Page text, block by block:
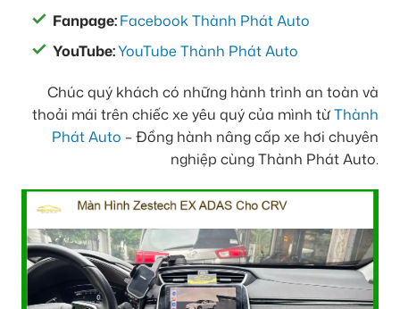
Fanpage:Facebook Thành Phát Auto
YouTube:YouTube Thành Phát Auto
Chúc quý khách có những hành trình an toàn và
thoải mái trên chiếc xe yêu quý của mình từThành
Phát Auto – Đồng hành nâng cấp xe hơi chuyên
nghiệp cùng Thành Phát Auto.